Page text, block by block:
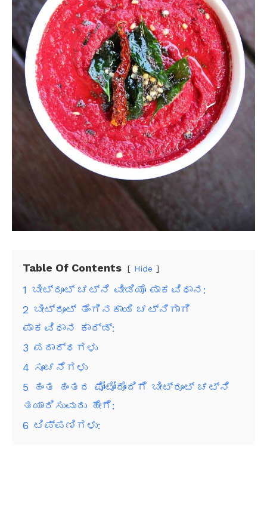
Table Of Contents Hide
1 ಬೀಟ್ರೂಟ್ ಚಟ್ನಿ ವೀಡಿಯೊ ಪಾಕವಿಧಾನ:
2 ಬೀಟ್ರೂಟ್ ತೆಂಗಿನಕಾಯಿ ಚಟ್ನಿಗಾಗಿ
ಪಾಕವಿಧಾನ ಕಾರ್ಡ್:
3 ಪದಾರ್ಥಗಳು
4 ಸೂಚನೆಗಳು
5
ಹಂತ ಹಂತದ ಫೋಟೋದೊಂದಿಗೆ ಬೀಟ್ರೂಟ್ ಚಟ್ನಿ
ತಯಾರಿಸುವುದು ಹೇಗೆ:
6 ಟಿಪ್ಪಣಿಗಳು: